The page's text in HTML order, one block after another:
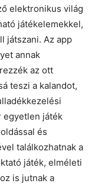
elektronikus világ
játékelemekkel,
játszani. Az app
annak
az ott
teszi a kalandot,
egyetlen játék
és
találkozhatnak a
játék, elméleti
is jutnak a